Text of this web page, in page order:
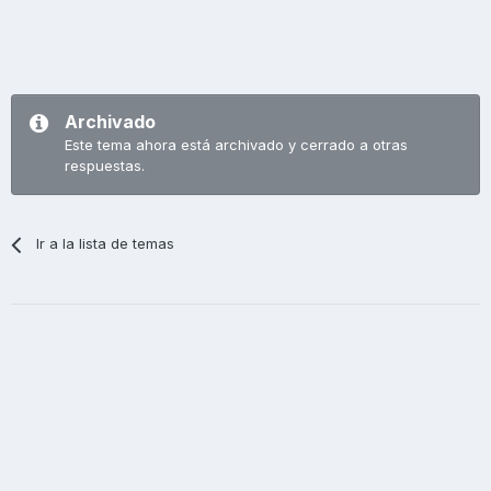
Archivado
Este tema ahora está archivado y cerrado a otras
respuestas.
Ir a la lista de temas